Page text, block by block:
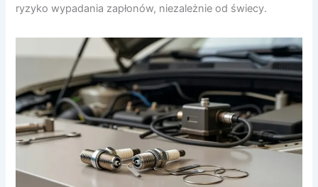
ryzyko wypadania zapłonów, niezależnie od świecy.